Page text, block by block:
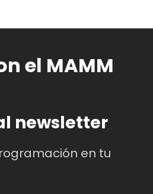
el MAMM
newsletter
en tu